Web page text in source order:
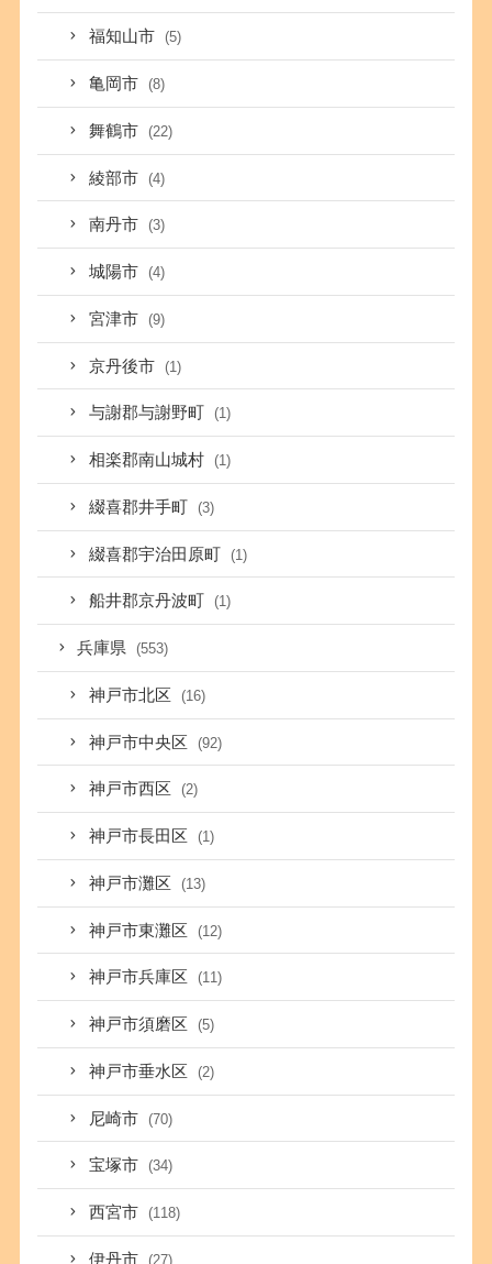
福知山市 (5)
亀岡市 (8)
舞鶴市 (22)
綾部市 (4)
南丹市 (3)
城陽市 (4)
宮津市 (9)
京丹後市 (1)
与謝郡与謝野町 (1)
相楽郡南山城村 (1)
綴喜郡井手町 (3)
綴喜郡宇治田原町 (1)
船井郡京丹波町 (1)
兵庫県 (553)
神戸市北区 (16)
神戸市中央区 (92)
神戸市西区 (2)
神戸市長田区 (1)
神戸市灘区 (13)
神戸市東灘区 (12)
神戸市兵庫区 (11)
神戸市須磨区 (5)
神戸市垂水区 (2)
尼崎市 (70)
宝塚市 (34)
西宮市 (118)
伊丹市 (27)